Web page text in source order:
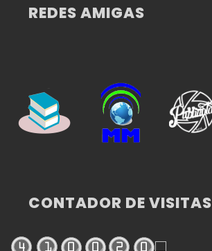
REDES AMIGAS
CONTADOR DE VISITAS